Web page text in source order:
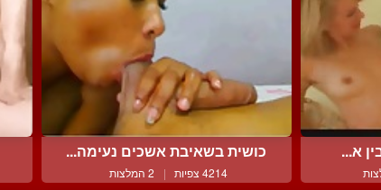
א... כושית בשאיבת אשכים נעימה...
4214 צפיות | 2 המלצות